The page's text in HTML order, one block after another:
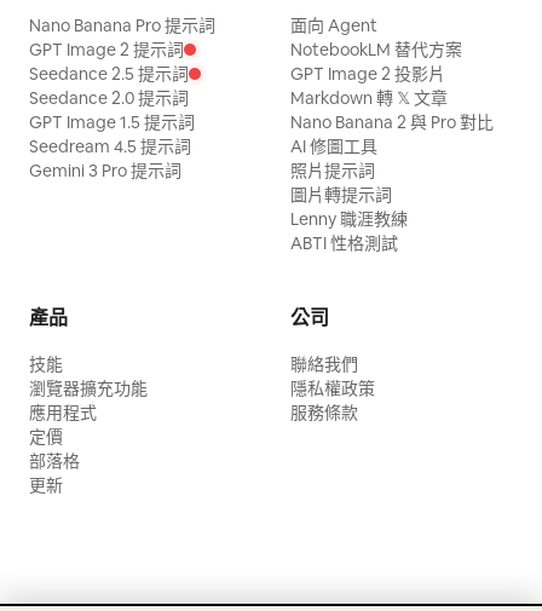
Nano Banana Pro 提示詞
GPT Image 2 提示詞
Seedance 2.5 提示詞
Seedance 2.0 提示詞
GPT Image 1.5 提示詞
Seedream 4.5 提示詞
Gemini 3 Pro 提示詞
面向 Agent
NotebookLM 替代方案
GPT Image 2 投影片
Markdown 轉 𝕏 文章
Nano Banana 2 與 Pro 對比
AI 修圖工具
照片提示詞
圖片轉提示詞
Lenny 職涯教練
ABTI 性格測試
產品
技能
瀏覽器擴充功能
應用程式
定價
部落格
更新
公司
聯絡我們
隱私權政策
服務條款